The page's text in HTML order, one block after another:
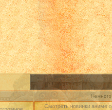
Смотреть новинки аниме